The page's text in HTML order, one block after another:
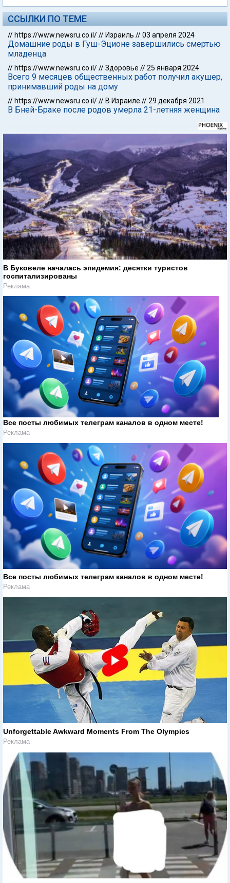
ССЫЛКИ ПО ТЕМЕ
// https://www.newsru.co.il/// Израиль //03 апреля 2024
Домашние роды в Гуш-Эционе завершились смертью
младенца
// https://www.newsru.co.il///Здоровье //25 января 2024
Всего 9 месяцев общественных работ получил акушер,
принимавший роды на дому
// https://www.newsru.co.il/// В Израиле //29 декабря 2021
В Бней-Браке после родов умерла 21-летняя женщина
В Буковеле началась эпидемия: десятки туристов
госпитализированы
Реклама
Все посты любимых телеграм каналов в одном месте!
Реклама
Все посты любимых телеграм каналов в одном месте!
Реклама
Unforgettable Awkward Moments From The Olympics
Реклама